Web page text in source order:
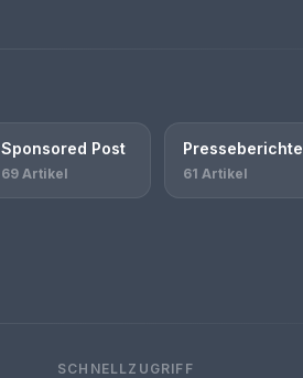
Sponsored Post
69 Artikel
Presseberichte
61 Artikel
SCHNELLZUGRIFF